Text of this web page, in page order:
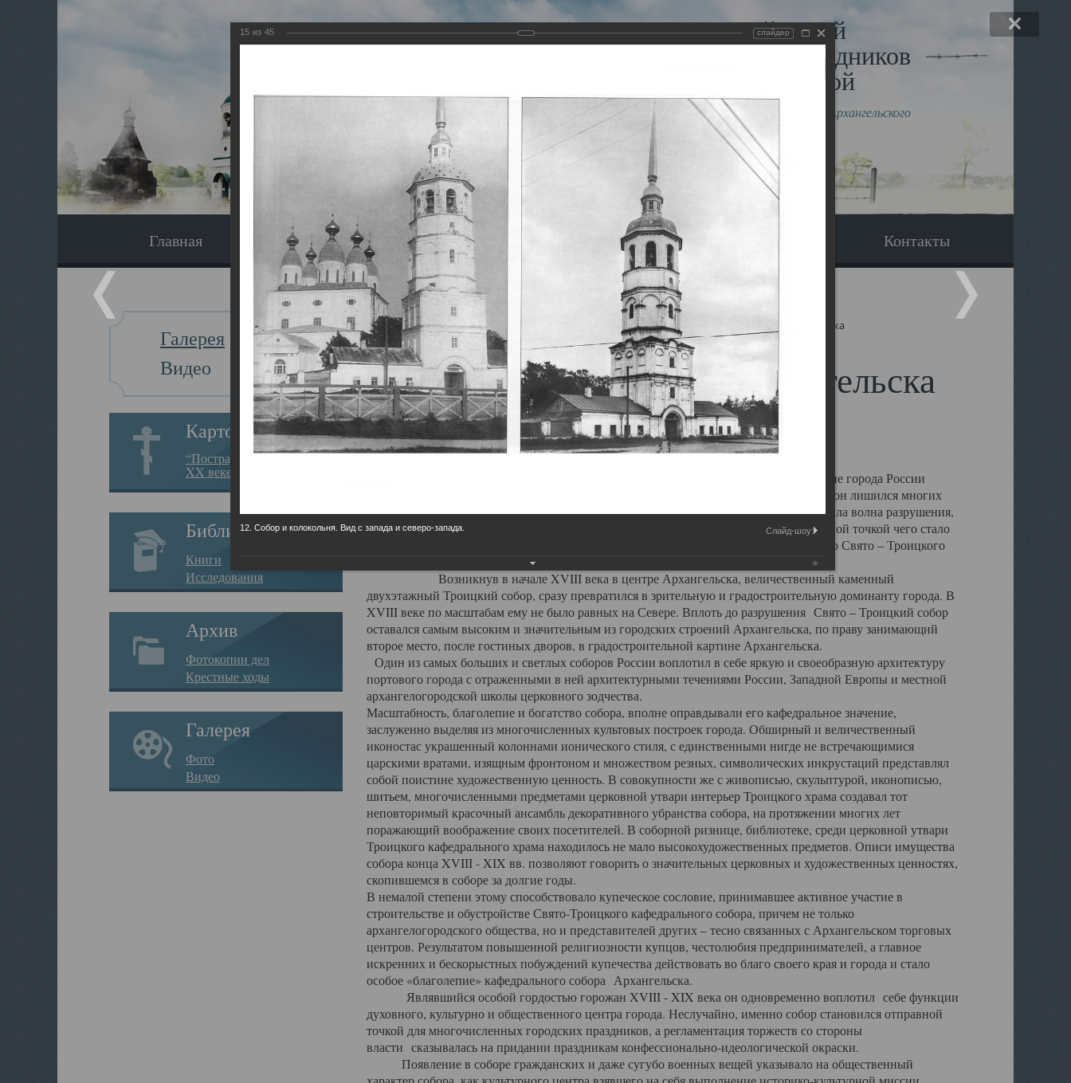
Виртуальный музей
Новомучеников и исповедников
Земли Архангельской
Сайт создан по благословлению митрополита Архангельского
и Холмогорского Даниила
Главная Экскурсия Наследники Галерея Контакты
Галерея
Видео
Картотека
“Пострадавшие за веру в
XX веке на Севере”
Библиотека
Книги
Исследования
Архив
Фотокопии дел
Крестные ходы
Галерея
Фото
Видео
Главная Галерея Храмы-мученики Архангельска Свято-Троицкий собор Архангельска
Свято-Троицкий собор Архангельска
Свято-Троицкий собор Архангельска
Сегодня мы можем говорить, что Архангельск в большей мере, чем другие губернские города России
пострадал от целенаправленных систематических разрушений, в результате которых он лишился многих
выдающихся памятников архитектуры. Больше всего по старому Архангельску ударила волна разрушения,
вызванная борьбой с религией, набравшая особую силу в конце 20 –х годов. Отправной точкой чего стало
разрушение православного центра архангельской губернии - ансамбля кафедрального Свято – Троицкого
Возникнув в начале XVIII века в центре Архангельска, величественный каменный
двухэтажный Троицкий собор, сразу превратился в зрительную и градостроительную доминанту города. В
XVIII веке по масштабам ему не было равных на Севере. Вплоть до разрушения Свято – Троицкий собор
оставался самым высоким и значительным из городских строений Архангельска, по праву занимающий
второе место, после гостиных дворов, в градостроительной картине Архангельска.
Один из самых больших и светлых соборов России воплотил в себе яркую и своеобразную архитектуру
портового города с отраженными в ней архитектурными течениями России, Западной Европы и местной
архангелогородской школы церковного зодчества.
Масштабность, благолепие и богатство собора, вполне оправдывали его кафедральное значение,
заслуженно выделяя из многочисленных культовых построек города. Обширный и величественный
иконостас украшенный колоннами ионического стиля, с единственными нигде не встречающимися
царскими вратами, изящным фронтоном и множеством резных, символических инкрустаций представлял
собой поистине художественную ценность. В совокупности же с живописью, скульптурой, иконописью,
шитьем, многочисленными предметами церковной утвари интерьер Троицкого храма создавал тот
неповторимый красочный ансамбль декоративного убранства собора, на протяжении многих лет
поражающий воображение своих посетителей. В соборной ризнице, библиотеке, среди церковной утвари
Троицкого кафедрального храма находилось не мало высокохудожественных предметов. Описи имущества
собора конца XVIII - XIX вв. позволяют говорить о значительных церковных и художественных ценностях,
скопившемся в соборе за долгие годы.
В немалой степени этому способствовало купеческое сословие, принимавшее активное участие в
строительстве и обустройстве Свято-Троицкого кафедрального собора, причем не только
архангелогородского общества, но и представителей других – тесно связанных с Архангельском торговых
центров. Результатом повышенной религиозности купцов, честолюбия предпринимателей, а главное
искренних и бескорыстных побуждений купечества действовать во благо своего края и города и стало
особое «благолепие» кафедрального собора Архангельска.
Являвшийся особой гордостью горожан XVIII - XIX века он одновременно воплотил себе функции
духовного, культурно и общественного центра города. Неслучайно, именно собор становился отправной
точкой для многочисленных городских праздников, а регламентация торжеств со стороны
власти сказывалась на придании праздникам конфессионально-идеологической окраски.
Появление в соборе гражданских и даже сугубо военных вещей указывало на общественный
15 из 45 слайдер
12. Собор и колокольня. Вид с запада и северо-запада. Слайд-шоу: